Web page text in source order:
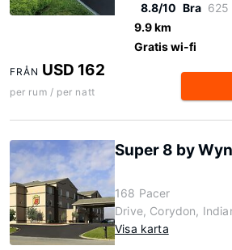
8.8/10 Bra 625
9.9 km
Gratis wi-fi
FRÅN USD 162
per rum / per natt
Super 8 by
168 Pacer
Drive, Corydon,
Visa karta